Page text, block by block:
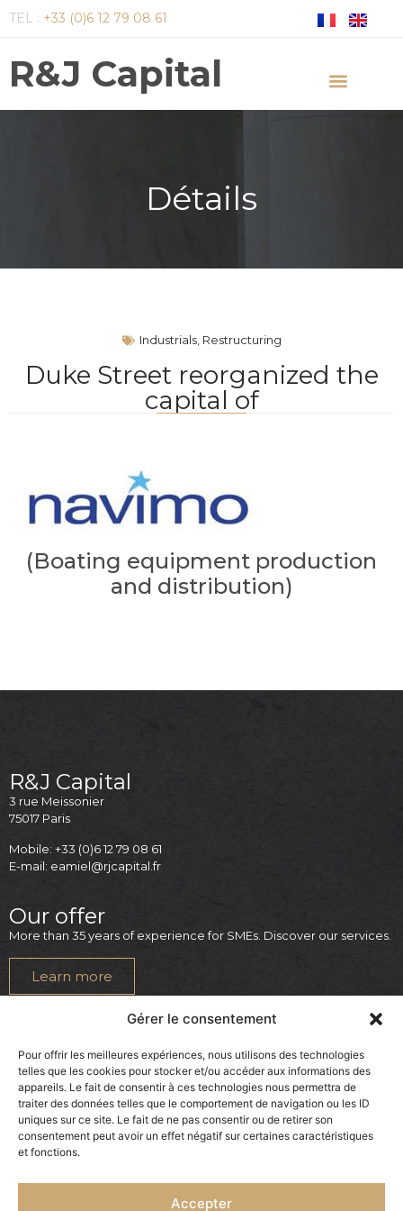
Gérer le consentement
Pour offrir les meilleures expériences, nous utilisons des technologies
telles que les cookies pour stocker et/ou accéder aux informations des
appareils. Le fait de consentir à ces technologies nous permettra de
traiter des données telles que le comportement de navigation ou les ID
uniques sur ce site. Le fait de ne pas consentir ou de retirer son
consentement peut avoir un effet négatif sur certaines caractéristiques
et fonctions.
Accepter
TEL : +33 (0)6 12 79 08 61
R&J Capital
Détails
Industrials, Restructuring
Duke Street reorganized the
capital of
(Boating equipment production
and distribution)
R&J Capital
3 rue Meissonier
75017 Paris
Mobile: +33 (0)6 12 79 08 61
E-mail: eamiel@rjcapital.fr
Our offer
More than 35 years of experience for SMEs. Discover our services.
Learn more
Legal notice
Cookies notice
Privcacy policy